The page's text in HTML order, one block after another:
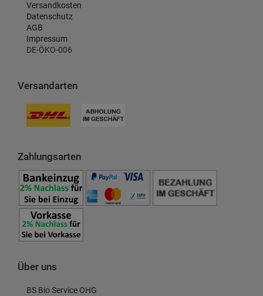
Versandkosten
Datenschutz
AGB
Impressum
DE-ÖKO-006
Versandarten
Zahlungsarten
Über uns
BS Bio Service OHG